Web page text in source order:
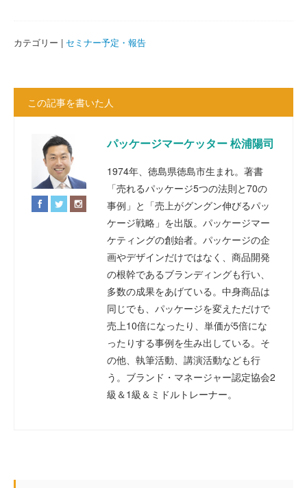
カテゴリー | セミナー予定・報告
この記事を書いた人
パッケージマーケッター 松浦陽司
1974年、徳島県徳島市生まれ。著書
「売れるパッケージ5つの法則と70の
事例」と「売上がグングン伸びるパッ
ケージ戦略」を出版。パッケージマー
ケティングの創始者。パッケージの企
画やデザインだけではなく、商品開発
の根幹であるブランディングも行い、
多数の成果をあげている。中身商品は
同じでも、パッケージを変えただけで
売上10倍になったり、単価が5倍にな
ったりする事例を生み出している。そ
の他、執筆活動、講演活動なども行
う。ブランド・マネージャー認定協会2
級＆1級＆ミドルトレーナー。